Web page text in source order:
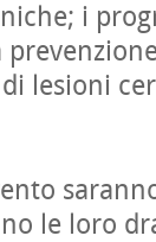
i
di lesioni
le loro